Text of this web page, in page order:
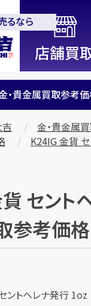
展開中！
信頼と実
るなら
・貴金属買取参考
吉 金・貴金属
K24IG 金貨
セント
参考価格